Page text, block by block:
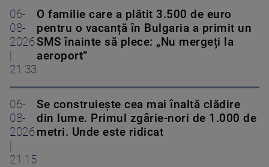
06-
08-
2026
|
21:33
O familie care a plătit 3.500 de euro
pentru o vacanță în Bulgaria a primit un
SMS înainte să plece: „Nu mergeți la
aeroport”
06-
08-
2026
|
21:15
Se construiește cea mai înaltă clădire
din lume. Primul zgârie-nori de 1.000 de
metri. Unde este ridicat